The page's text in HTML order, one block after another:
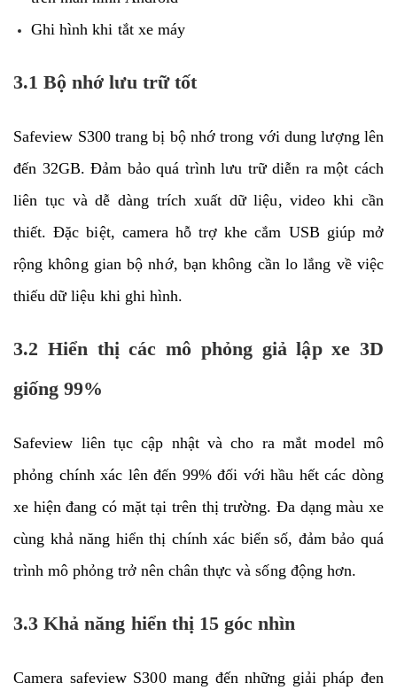
Ghi hình khi tắt xe máy
3.1 Bộ nhớ lưu trữ tốt
Safeview S300 trang bị bộ nhớ trong với dung lượng lên
đến 32GB. Đảm bảo quá trình lưu trữ diễn ra một cách
liên tục và dễ dàng trích xuất dữ liệu, video khi cần
thiết. Đặc biệt, camera hỗ trợ khe cắm USB giúp mở
rộng không gian bộ nhớ, bạn không cần lo lắng về việc
thiếu dữ liệu khi ghi hình.
3.2 Hiển thị các mô phỏng giả lập xe 3D
giống 99%
Safeview liên tục cập nhật và cho ra mắt model mô
phỏng chính xác lên đến 99% đối với hầu hết các dòng
xe hiện đang có mặt tại trên thị trường. Đa dạng màu xe
cùng khả năng hiển thị chính xác biển số, đảm bảo quá
trình mô phỏng trở nên chân thực và sống động hơn.
3.3 Khả năng hiển thị 15 góc nhìn
Camera safeview S300 mang đến những giải pháp đen